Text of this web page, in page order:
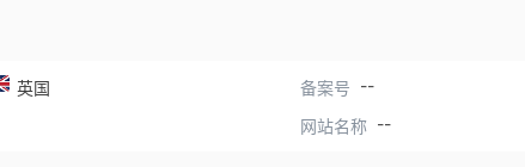
英国 备案号 --
网站名称 --